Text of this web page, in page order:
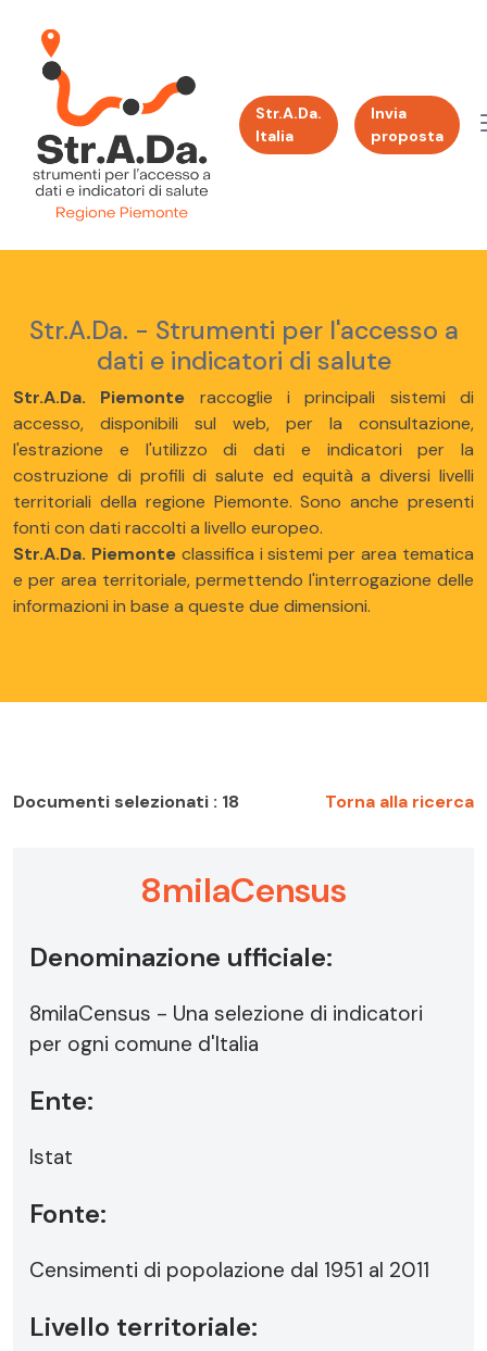
Str.A.Da.
Italia
Invia
proposta
Str.A.Da. - Strumenti per l'accesso a
dati e indicatori di salute
Str.A.Da. Piemonte raccoglie i principali sistemi di
accesso, disponibili sul web, per la consultazione,
l'estrazione e l'utilizzo di dati e indicatori per la
costruzione di profili di salute ed equità a diversi livelli
territoriali della regione Piemonte. Sono anche presenti
fonti con dati raccolti a livello europeo.
Str.A.Da. Piemonteclassifica i sistemi per area tematica
e per area territoriale, permettendo l'interrogazione delle
informazioni in base a queste due dimensioni.
Documenti selezionati : 18 Torna alla ricerca
8milaCensus
Denominazione ufficiale:
8milaCensus - Una selezione di indicatori
per ogni comune d'Italia
Ente:
Istat
Fonte:
Censimenti di popolazione dal 1951 al 2011
Livello territoriale: